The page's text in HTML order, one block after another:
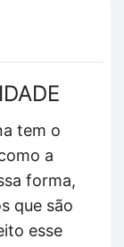
tem o
a
forma,
que são
esse